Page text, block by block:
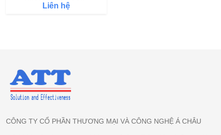
Liên hệ
CÔNG TY CỔ PHẦN THƯƠNG MẠI VÀ CÔNG NGHỆ Á CHÂU